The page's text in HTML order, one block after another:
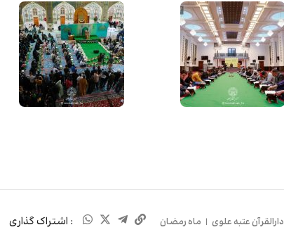
دارالقرآن عتبه علوی | ماه رمضان : اشتراک گذاری